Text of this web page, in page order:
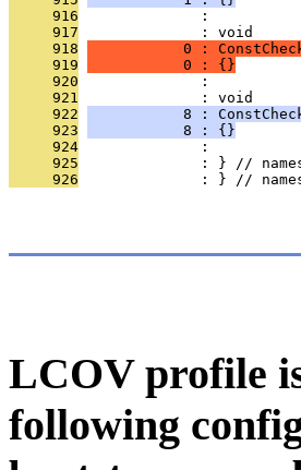
     916
              :
     917
              : void
     918
0 :
     919
           0 : {}
     920
              :
     921
              : void
     922
8 :
     923
           8 : {}
     924
              :
     925
: } //
     926
: } //
LCOV profile
following